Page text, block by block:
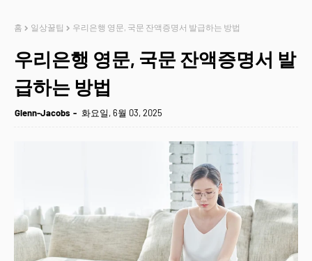
홈 일상꿀팁 우리은행 영문, 국문 잔액증명서 발급하는 방법
우리은행 영문, 국문 잔액증명서 발
급하는 방법
Glenn-Jacobs 화요일, 6월 03, 2025